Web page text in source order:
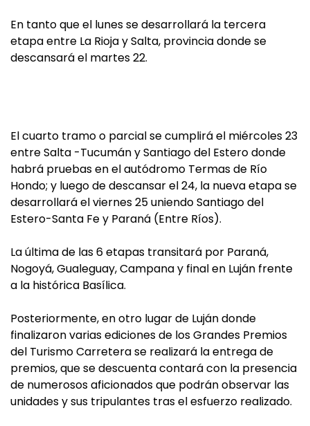
En tanto que el lunes se desarrollará la tercera
etapa entre La Rioja y Salta, provincia donde se
descansará el martes 22.
El cuarto tramo o parcial se cumplirá el miércoles 23
entre Salta -Tucumán y Santiago del Estero donde
habrá pruebas en el autódromo Termas de Río
Hondo; y luego de descansar el 24, la nueva etapa se
desarrollará el viernes 25 uniendo Santiago del
Estero-Santa Fe y Paraná (Entre Ríos).
La última de las 6 etapas transitará por Paraná,
Nogoyá, Gualeguay, Campana y final en Luján frente
a la histórica Basílica.
Posteriormente, en otro lugar de Luján donde
finalizaron varias ediciones de los Grandes Premios
del Turismo Carretera se realizará la entrega de
premios, que se descuenta contará con la presencia
de numerosos aficionados que podrán observar las
unidades y sus tripulantes tras el esfuerzo realizado.